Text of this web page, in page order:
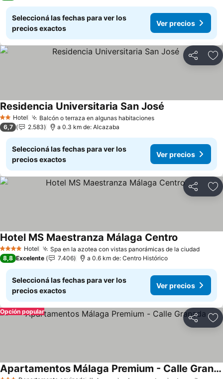
Seleccioná las fechas para ver los
precios exactos
Ver precios
Compartir
2 Estrellas
Hotel Balcón o terraza en algunas habitacionesVer precios
Residencia Universitaria San José
6,7 2.583 a 0.3 km de: Alcazaba
Seleccioná las fechas para ver los
precios exactos
Ver precios
Compartir
4 EstrellasHotel Spa en la azotea con vistas panorámicas de la ciudadVer
Hotel MS Maestranza Málaga Centro
8,8 Excelente 7.406 a 0.6 km de: Centro Histórico
Seleccioná las fechas para ver los
precios exactos
Ver precios
Compartir
Opción popular
Apartamentos Málaga Premium - Calle Granada